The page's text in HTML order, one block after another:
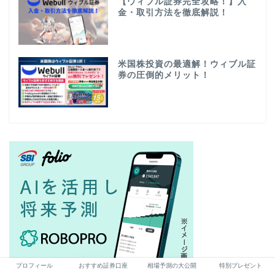
金・取引方法を徹底解説！
米国株投資の最適解！ウィブル証
券の圧倒的メリット！
プロフィール おすすめ証券口座 相場予測の大公開 特別プレゼント